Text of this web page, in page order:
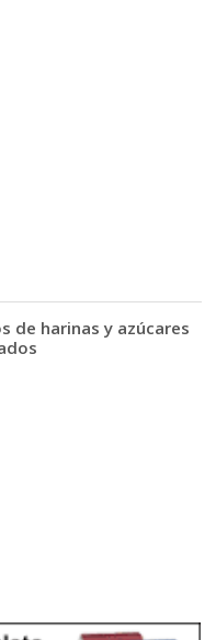
de harinas y azúcares